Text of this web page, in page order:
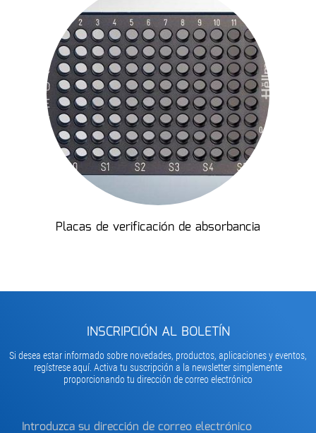
Placas de verificación de absorbancia
INSCRIPCIÓN AL BOLETÍN
Si desea estar informado sobre novedades, productos, aplicaciones y eventos,
regístrese aquí. Activa tu suscripción a la newsletter simplemente
proporcionando tu dirección de correo electrónico